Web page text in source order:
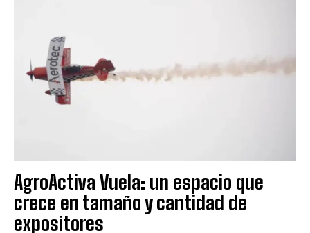
Suscribite al Newsletter
QUIERO SUSCRIBIRME
AgroActiva Vuela: un espacio que
crece en tamaño y cantidad de
expositores